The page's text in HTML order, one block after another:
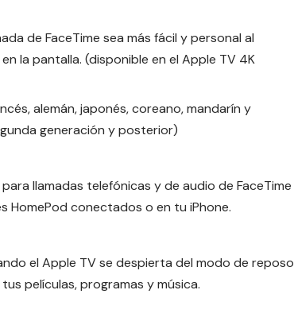
de FaceTime sea más fácil y personal al
la pantalla. (disponible en el Apple TV 4K
alemán, japonés, coreano, mandarín y
generación y posterior)
llamadas telefónicas y de audio de FaceTime
HomePod conectados o en tu iPhone.
el Apple TV se despierta del modo de reposo
películas, programas y música.